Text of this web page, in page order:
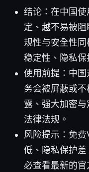
结论：在中国
定、越不易被
规性与安全性
稳定性、隐私保
使用前提：中
务会被屏蔽或
露、强大加密
法律法规。
风险提示：免
低、隐私保护
必查看最新的官